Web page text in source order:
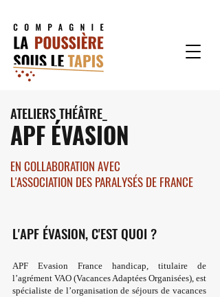
ATELIERS THÉÂTRE_
APF ÉVASION
EN COLLABORATION AVEC
L'ASSOCIATION DES PARALYSÉS DE FRANCE
L'APF ÉVASION, C'EST QUOI ?
APF Evasion France handicap, titulaire de
l’agrément VAO (Vacances Adaptées Organisées), est
spécialiste de l’organisation de séjours de vacances